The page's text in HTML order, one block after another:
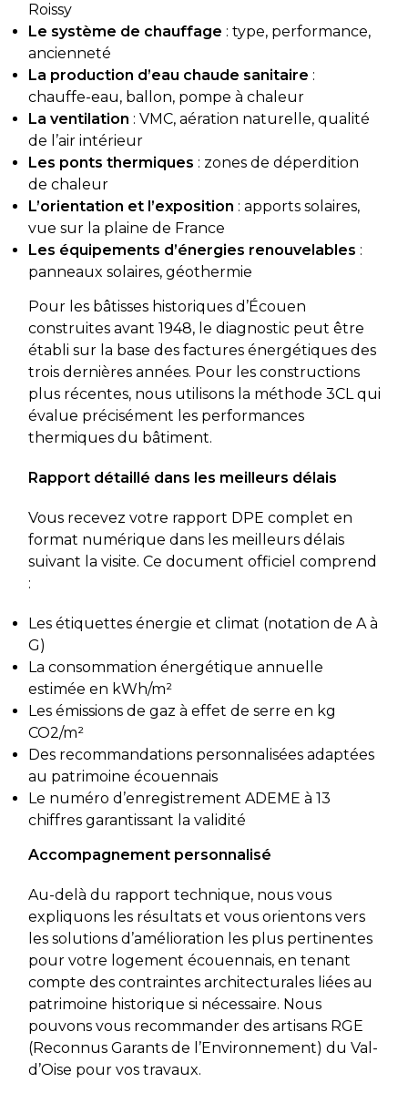
Roissy
Le système de chauffage : type, performance,
ancienneté
La production d’eau chaude sanitaire :
chauffe-eau, ballon, pompe à chaleur
La ventilation : VMC, aération naturelle, qualité
de l’air intérieur
Les ponts thermiques : zones de déperdition
de chaleur
L’orientation et l’exposition : apports solaires,
vue sur la plaine de France
Les équipements d’énergies renouvelables :
panneaux solaires, géothermie
Pour les bâtisses historiques d’Écouen
construites avant 1948, le diagnostic peut être
établi sur la base des factures énergétiques des
trois dernières années. Pour les constructions
plus récentes, nous utilisons la méthode 3CL qui
évalue précisément les performances
thermiques du bâtiment.
Rapport détaillé dans les meilleurs délais
Vous recevez votre rapport DPE complet en
format numérique dans les meilleurs délais
suivant la visite. Ce document officiel comprend
:
Les étiquettes énergie et climat (notation de A à
G)
La consommation énergétique annuelle
estimée en kWh/m²
Les émissions de gaz à effet de serre en kg
CO2/m²
Des recommandations personnalisées adaptées
au patrimoine écouennais
Le numéro d’enregistrement ADEME à 13
chiffres garantissant la validité
Accompagnement personnalisé
Au-delà du rapport technique, nous vous
expliquons les résultats et vous orientons vers
les solutions d’amélioration les plus pertinentes
pour votre logement écouennais, en tenant
compte des contraintes architecturales liées au
patrimoine historique si nécessaire. Nous
pouvons vous recommander des artisans RGE
(Reconnus Garants de l’Environnement) du Val-
d’Oise pour vos travaux.